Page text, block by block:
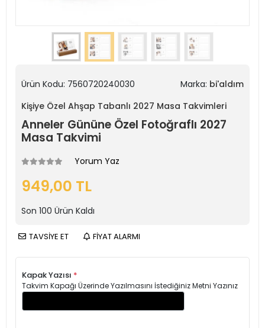
Ürün Kodu: 7560720240030 Marka: bi'aldım
Kişiye Özel Ahşap Tabanlı 2027 Masa Takvimleri
Anneler Gününe Özel Fotoğraflı 2027
Masa Takvimi
Yorum Yaz
949,00 TL
Son 100 Ürün Kaldı
TAVSİYE ET FİYAT ALARMI
Kapak Yazısı *
Takvim Kapağı Üzerinde Yazılmasını İstediğiniz Metni Yazınız